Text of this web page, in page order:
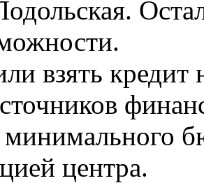
взять кредит
центра.